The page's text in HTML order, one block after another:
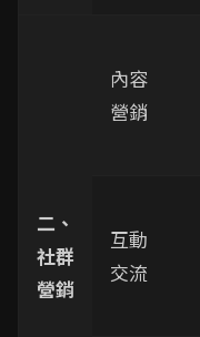
二、
社群
營銷
內容
營銷
互動
交流